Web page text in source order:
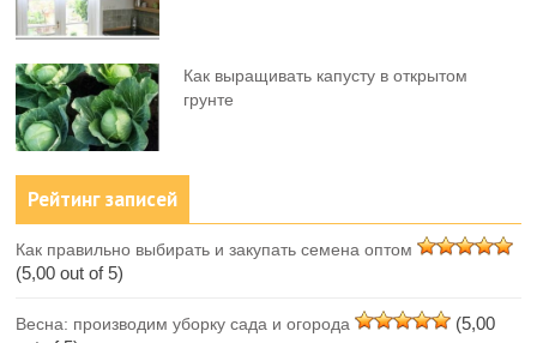
Как выращивать капусту в открытом
грунте
Рейтинг записей
Как правильно выбирать и закупать семена оптом
(5,00 out of 5)
Весна: производим уборку сада и огорода
(5,00